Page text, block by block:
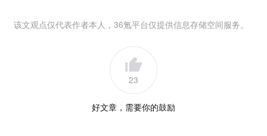
该文观点仅代表作者本人，36氪平台仅提供信息存储空间服务。
23
好文章，需要你的鼓励